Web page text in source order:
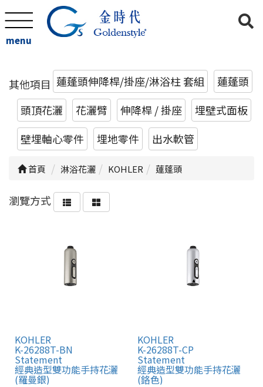
menu
其他項目 蓮蓬頭伸降桿/掛座/淋浴柱 套組
蓮蓬頭
頭頂花灑
花灑臂 伸降桿 / 掛座
埋壁式面板
壁埋軸心零件
埋地零件 出水軟管
首頁 淋浴花灑 KOHLER 蓮蓬頭
瀏覽方式
KOHLER
K-26288T-BN
Statement
經典造型雙功能手持花灑
(羅曼銀)
KOHLER
K-26288T-CP
Statement
經典造型雙功能手持花灑
(鉻色)